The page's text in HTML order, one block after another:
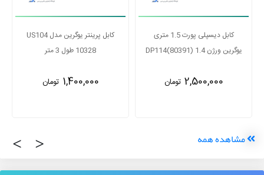
کابل پرینتر یوگرین مدل US104
10328 طول 3 متر
1,400,000 تومان
کابل دیسپلی پورت 1.5 متری
یوگرین ورژن 1.4 DP114(80391)
2,500,000 تومان
‹ › مشاهده همه